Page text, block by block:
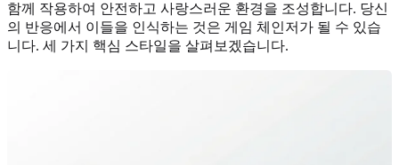
함께 작용하여 안전하고 사랑스러운 환경을 조성합니다. 당신
의 반응에서 이들을 인식하는 것은 게임 체인저가 될 수 있습
니다. 세 가지 핵심 스타일을 살펴보겠습니다.